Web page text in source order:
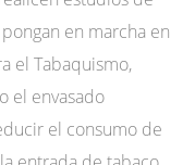
en marcha en
el Tabaquismo,
el envasado
el consumo de